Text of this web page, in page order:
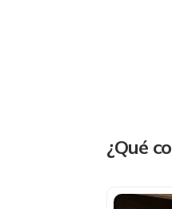
¿Qué